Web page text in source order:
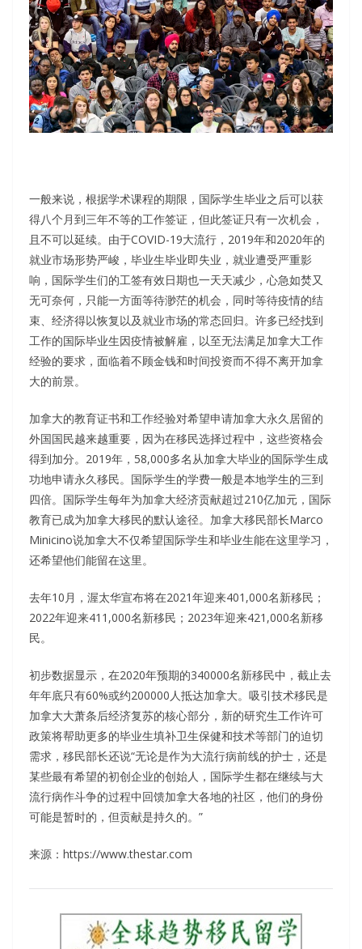
一般来说，根据学术课程的期限，国际学生毕业之后可以获
得八个月到三年不等的工作签证，但此签证只有一次机会，
且不可以延续。由于COVID-19大流行，2019年和2020年的
就业市场形势严峻，毕业生毕业即失业，就业遭受严重影
响，国际学生们的工签有效日期也一天天减少，心急如焚又
无可奈何，只能一方面等待渺茫的机会，同时等待疫情的结
束、经济得以恢复以及就业市场的常态回归。许多已经找到
工作的国际毕业生因疫情被解雇，以至无法满足加拿大工作
经验的要求，面临着不顾金钱和时间投资而不得不离开加拿
大的前景。
加拿大的教育证书和工作经验对希望申请加拿大永久居留的
外国国民越来越重要，因为在移民选择过程中，这些资格会
得到加分。2019年，58,000多名从加拿大毕业的国际学生成
功地申请永久移民。国际学生的学费一般是本地学生的三到
四倍。国际学生每年为加拿大经济贡献超过210亿加元，国际
教育已成为加拿大移民的默认途径。加拿大移民部长Marco
Minicino说加拿大不仅希望国际学生和毕业生能在这里学习，
还希望他们能留在这里。
去年10月，渥太华宣布将在2021年迎来401,000名新移民；
2022年迎来411,000名新移民；2023年迎来421,000名新移
民。
初步数据显示，在2020年预期的340000名新移民中，截止去
年年底只有60%或约200000人抵达加拿大。吸引技术移民是
加拿大大萧条后经济复苏的核心部分，新的研究生工作许可
政策将帮助更多的毕业生填补卫生保健和技术等部门的迫切
需求，移民部长还说“无论是作为大流行病前线的护士，还是
某些最有希望的初创企业的创始人，国际学生都在继续与大
流行病作斗争的过程中回馈加拿大各地的社区，他们的身份
可能是暂时的，但贡献是持久的。”
来源：https://www.thestar.com